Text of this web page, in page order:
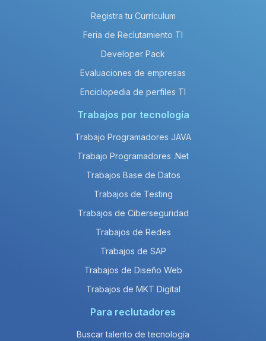
Registra tu Currículum
Feria de Reclutamiento TI
Developer Pack
Evaluaciones de empresas
Enciclopedia de perfiles TI
Trabajos por tecnología
Trabajo Programadores JAVA
Trabajo Programadores .Net
Trabajos Base de Datos
Trabajos de Testing
Trabajos de Ciberseguridad
Trabajos de Redes
Trabajos de SAP
Trabajos de Diseño Web
Trabajos de MKT Digital
Para reclutadores
Buscar talento de tecnología